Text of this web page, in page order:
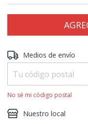
Entregas para el CP:
Medios de envío
No sé mi código postal
Nuestro local